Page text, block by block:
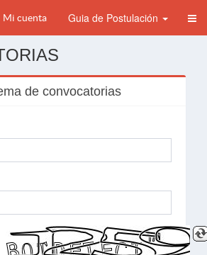
Mi cuenta Guia de Postulación
de convocatorias